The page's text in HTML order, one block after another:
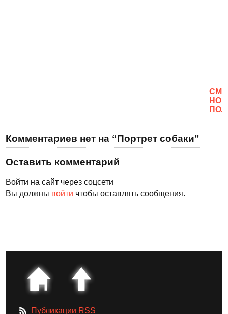
Комментариев нет на “Портрет собаки”
Оставить комментарий
Войти на сайт через соцсети
Вы должны войти чтобы оставлять сообщения.
Публикации RSS